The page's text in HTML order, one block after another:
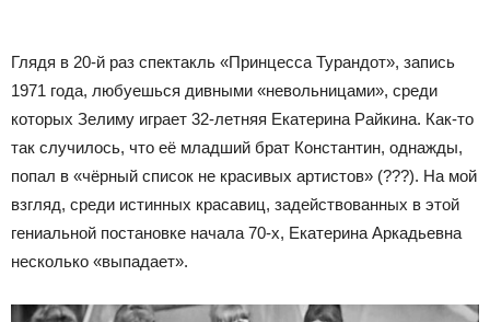
Глядя в 20-й раз спектакль «Принцесса Турандот», запись
1971 года, любуешься дивными «невольницами», среди
которых Зелиму играет 32-летняя Екатерина Райкина. Как-то
так случилось, что её младший брат Константин, однажды,
попал в «чёрный список не красивых артистов» (???). На мой
взгляд, среди истинных красавиц, задействованных в этой
гениальной постановке начала 70-х, Екатерина Аркадьевна
несколько «выпадает».